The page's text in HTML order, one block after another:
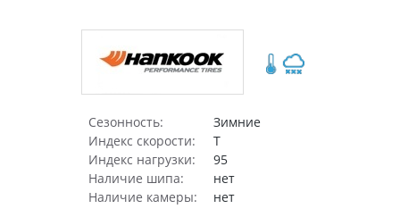
Сезонность:
Зимние
Индекс скорости:
T
Индекс нагрузки:
95
Наличие шипа:
нет
Наличие камеры:
нет